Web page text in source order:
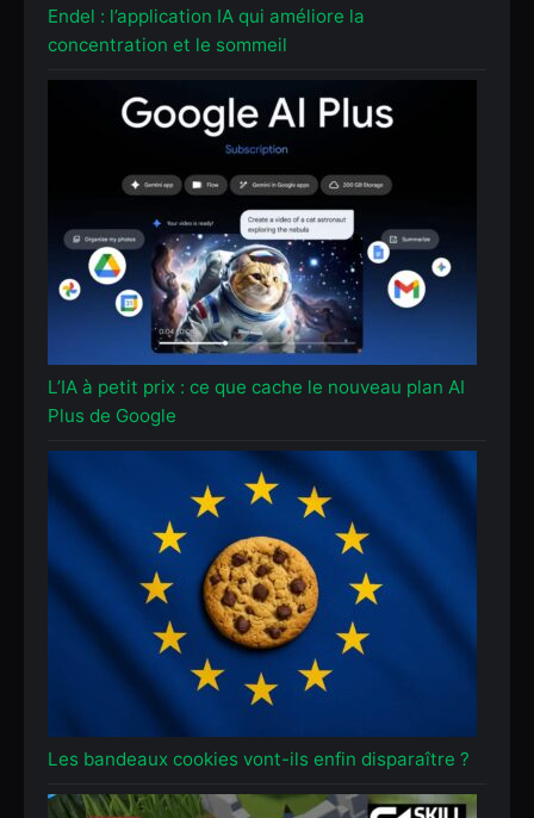
Endel : l’application IA qui améliore la
concentration et le sommeil
L’IA à petit prix : ce que cache le nouveau plan AI
Plus de Google
Les bandeaux cookies vont-ils enfin disparaître ?